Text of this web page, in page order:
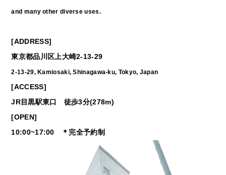
and many other diverse uses.
[ADDRESS]
東京都品川区上大崎2-13-29
2-13-29, Kamiosaki, Shinagawa-ku, Tokyo, Japan
[ACCESS]
JR目黒駅東口 徒歩3分(278m)
[OPEN]
10:00~17:00 ＊完全予約制